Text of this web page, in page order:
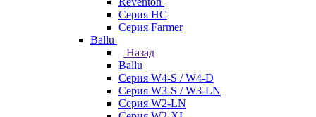
Серия HC
Серия Farmer
Ballu
Назад
Ballu
Серия W4-S / W4-D
Серия W3-S / W3-LN
Серия W2-LN